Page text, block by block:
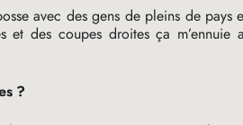
avec des gens de pleins de pays
des coupes droites ça m’ennuie
?